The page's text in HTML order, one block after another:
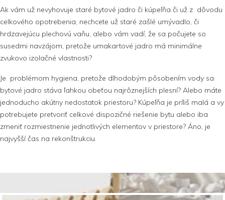
Ak vám už nevyhovuje staré bytové jadro či kúpeľňa či už z dôvodu
celkového opotrebenia, nechcete už staré zašlé umývadlo, či
hrdzavejúcu plechovú vaňu, alebo vám vadí, že sa počujete so
susedmi navzájom, pretože umakartové jadro má minimálne
zvukovo izolačné vlastnosti?
Je problémom hygiena, pretože dlhodobým pôsobením vody sa
bytové jadro stáva ľahkou obeťou najrôznejších plesní? Alebo máte
jednoducho akútny nedostatok priestoru? Kúpeľňa je príliš malá a vy
potrebujete pretvoriť celkové dispozičné riešenie bytu alebo iba
zmeniť rozmiestnenie jednotlivých elementov v priestore? Áno, je
najvyšší čas na rekonštrukciu.